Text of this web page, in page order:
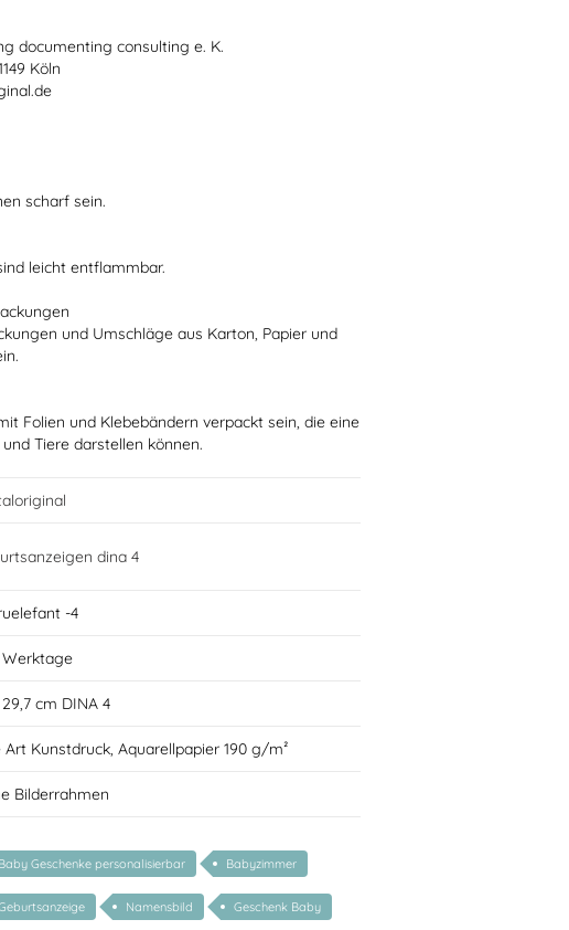
documenting consulting e. K.
Köln
scharf sein.
leicht entflammbar.
und Umschläge aus Karton, Papier und
Folien und Klebebändern verpackt sein, die eine
Tiere darstellen können.
dina 4
-4
Werktage
29,7 cm DINA 4
Art Kunstdruck, Aquarellpapier 190 g/m²
Bilderrahmen
Baby Geschenke personalisierbar Babyzimmer
Namensbild Geschenk Baby